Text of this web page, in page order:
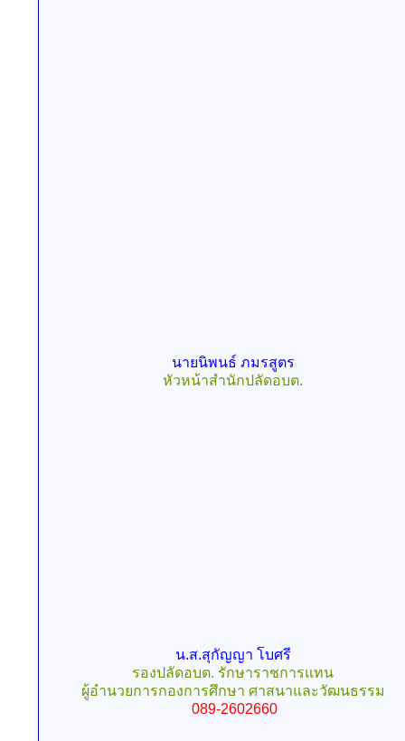
นายนิพนธ์ ภมรสูตร
หัวหน้าสำนักปลัดอบต.
น.ส.สุกัญญา โบศรี
รองปลัดอบต. รักษาราชการแทน
ผู้อำนวยการกองการศึกษา ศาสนาและวัฒนธรรม
089-2602660